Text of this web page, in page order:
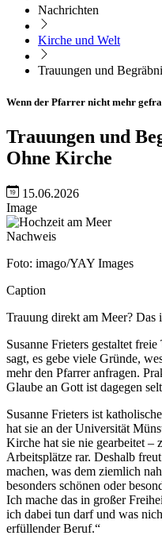
Nachrichten
Kirche und Welt
Trauungen und
Wenn der Pfarrer nicht mehr
Trauungen und
Ohne Kirche
15.06.2026
Image
Nachweis
Foto: imago/YAY Images
Caption
Trauung direkt am Meer?
Susanne Frieters gestaltet
sagt, es gebe viele Gründe,
mehr den Pfarrer anfragen.
Glaube an Gott ist dagegen
Susanne Frieters ist
hat sie an der Universität
Kirche hat sie nie gearbeitet –
Arbeitsplätze rar. Deshalb
machen, was dem ziemlich
besonders schönen oder
Ich mache das in großer
ich dabei tun darf und was
erfüllender Beruf.“